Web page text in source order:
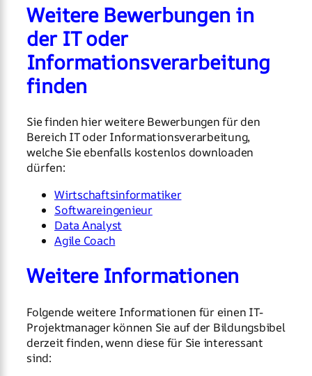
Weitere Bewerbungen in
der IT oder
Informationsverarbeitung
finden
Sie finden hier weitere Bewerbungen für den
Bereich IT oder Informationsverarbeitung,
welche Sie ebenfalls kostenlos downloaden
dürfen:
Wirtschaftsinformatiker
Softwareingenieur
Data Analyst
Agile Coach
Weitere Informationen
Folgende weitere Informationen für einen IT-
Projektmanager können Sie auf der Bildungsbibel
derzeit finden, wenn diese für Sie interessant
sind: